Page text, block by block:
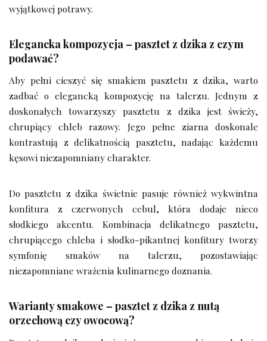
wyjątkowej potrawy.
Elegancka kompozycja – pasztet z dzika z czym
podawać?
Aby pełni cieszyć się smakiem pasztetu z dzika, warto
zadbać o elegancką kompozycję na talerzu. Jednym z
doskonałych towarzyszy pasztetu z dzika jest świeży,
chrupiący chleb razowy. Jego pełne ziarna doskonale
kontrastują z delikatnością pasztetu, nadając każdemu
kęsowi niezapomniany charakter.
Do pasztetu z dzika świetnie pasuje również wykwintna
konfitura z czerwonych cebul, która dodaje nieco
słodkiego akcentu. Kombinacja delikatnego pasztetu,
chrupiącego chleba i słodko-pikantnej konfitury tworzy
symfonię smaków na talerzu, pozostawiając
niezapomniane wrażenia kulinarnego doznania.
Warianty smakowe – pasztet z dzika z nutą
orzechową czy owocową?